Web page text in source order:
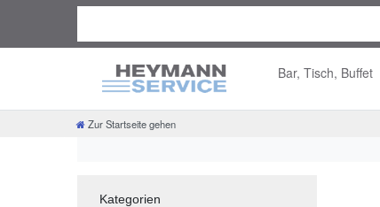
Bar, Tisch, Buffet
Zur Startseite gehen
Kategorien